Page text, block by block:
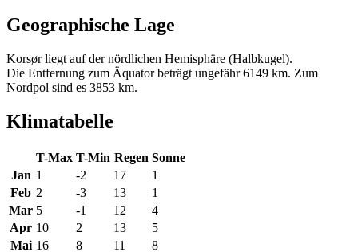
Geographische Lage
Korsør liegt auf der nördlichen Hemisphäre (Halbkugel).
Die Entfernung zum Äquator beträgt ungefähr 6149 km. Zum
Nordpol sind es 3853 km.
Klimatabelle
T-Max T-Min Regen Sonne
Jan 1 -2 17
1
Feb 2 -3 13
1
Mar 5 -1 12
4
Apr 10 2 13
5
Mai 16 8 11 8